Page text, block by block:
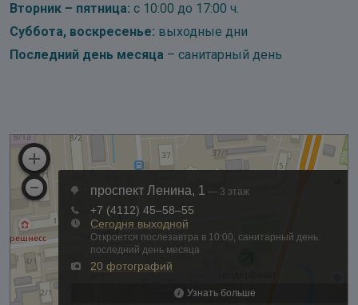
Вторник – пятница: с 10:00 до 17:00 ч.
Суббота, воскресенье: выходные дни
Последний день месяца – санитарный день